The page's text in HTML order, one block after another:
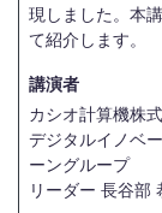
現しました。本
て紹介します。
講演者
カシオ計算機株
デジタルイノベ
ーングループ
リーダー 長谷部